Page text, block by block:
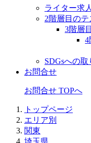
ライター求
2階層目のテ
3階層
4
SDGsへの取
お問合せ
お問合せ TOPへ
トップページ
エリア別
関東
埼玉県